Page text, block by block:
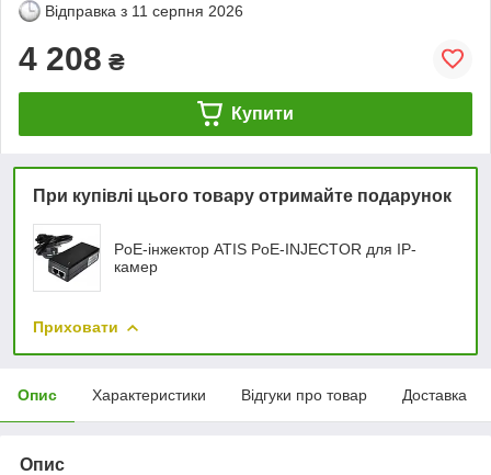
Відправка з 11 серпня 2026
4 208 ₴
Купити
При купівлі цього товару отримайте подарунок
PoE-інжектор ATIS PoE-INJECTOR для IP-
камер
Приховати
Опис Характеристики Відгуки про товар Доставка
Опис